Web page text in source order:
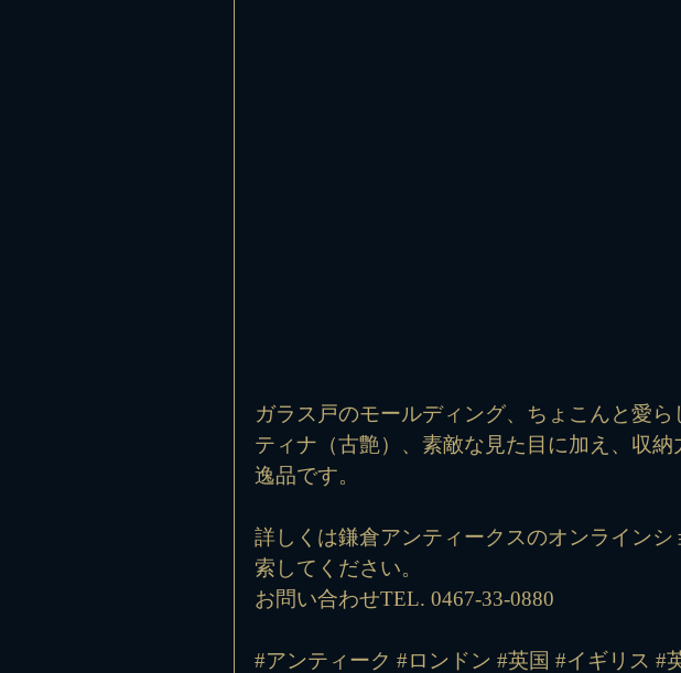
ガラス戸のモールディング、ちょこんと愛
ティナ（古艶）、素敵な見た目に加え、収
逸品です。
詳しくは鎌倉アンティークスのオンラインシ
索してください。
お問い合わせTEL. 0467-33-0880
#アンティーク #ロンドン #英国 #イギリス #